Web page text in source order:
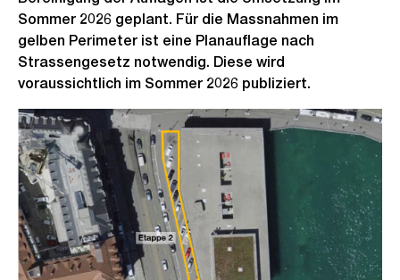
Sommer 2026 geplant. Für die Massnahmen im
gelben Perimeter ist eine Planauflage nach
Strassengesetz notwendig. Diese wird
voraussichtlich im Sommer 2026 publiziert.